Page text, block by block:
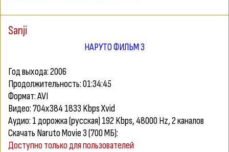
Sanji
НАРУТО ФИЛЬМ 3
Год выхода: 2006
Продолжительность: 01:34:45
Формат: AVI
Видео: 704х384 1833 Kbps Xvid
Аудио: 1 дорожка (русская) 192 Kbps, 48000 Hz, 2 каналов
Скачать Naruto Movie 3 (700 МБ):
Доступно только для пользователей